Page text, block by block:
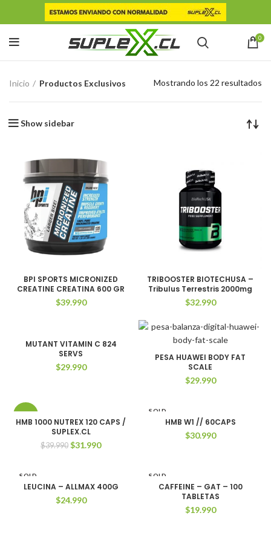
0
Inicio Productos Exclusivos Mostrando los 22 resultados
Show sidebar
BPI SPORTS MICRONIZED
CREATINE CREATINA 600 GR
$39.990
TRIBOOSTER BIOTECHUSA –
Tribulus Terrestris 2000mg
$32.990
MUTANT VITAMIN C 824
SERVS
$29.990
PESA HUAWEI BODY FAT
SCALE
$29.990
HMB 1000 NUTREX 120 CAPS /
SUPLEX.CL
$39.990 El
$39.990.
$31.990El
$31.990.
SOLD
OUTHMB W1 // 60CAPS
$30.990
SOLD
OUT
LEUCINA – ALLMAX 400G
$24.990
SOLD
OUTCAFFEINE – GAT – 100
TABLETAS
$19.990